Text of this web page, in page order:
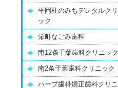
平岡杜のみちデンタルク
ック
栄町なごみ歯科
南12条千葉歯科クリニック
南2条千葉歯科クリニック
ハーブ歯科矯正歯科クリ